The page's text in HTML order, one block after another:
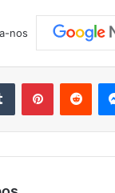
nos